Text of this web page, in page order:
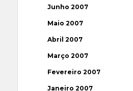
Junho 2007
Maio 2007
Abril 2007
Março 2007
Fevereiro 2007
Janeiro 2007